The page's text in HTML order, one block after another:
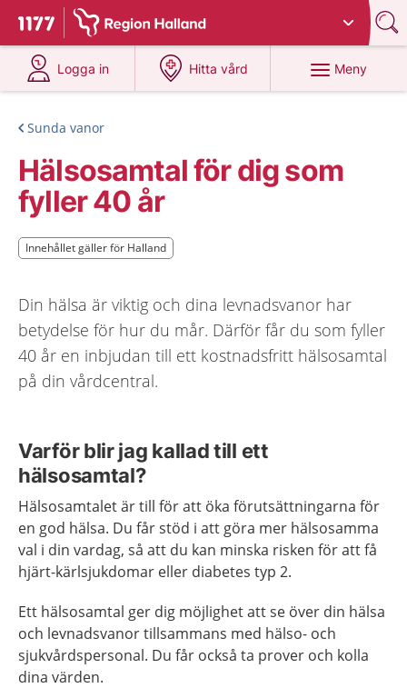
Till startsidan för 1177
Du har valt region Halland
Logga in
på 1177.se
Hitta vård
på 1177.se
Meny
Sunda vanor
Hälsosamtal för dig som
fyller 40 år
Innehållet gäller för Halland
Innehållet gäller för Halland
Din hälsa är viktig och dina levnadsvanor har
betydelse för hur du mår. Därför får du som fyller
40 år en inbjudan till ett kostnadsfritt hälsosamtal
på din vårdcentral.
Varför blir jag kallad till ett
hälsosamtal?
Hälsosamtalet är till för att öka förutsättningarna för
en god hälsa. Du får stöd i att göra mer hälsosamma
val i din vardag, så att du kan minska risken för att få
hjärt-kärlsjukdomar eller diabetes typ 2.
Ett hälsosamtal ger dig möjlighet att se över din hälsa
och levnadsvanor tillsammans med hälso- och
sjukvårdspersonal. Du får också ta prover och kolla
dina värden.